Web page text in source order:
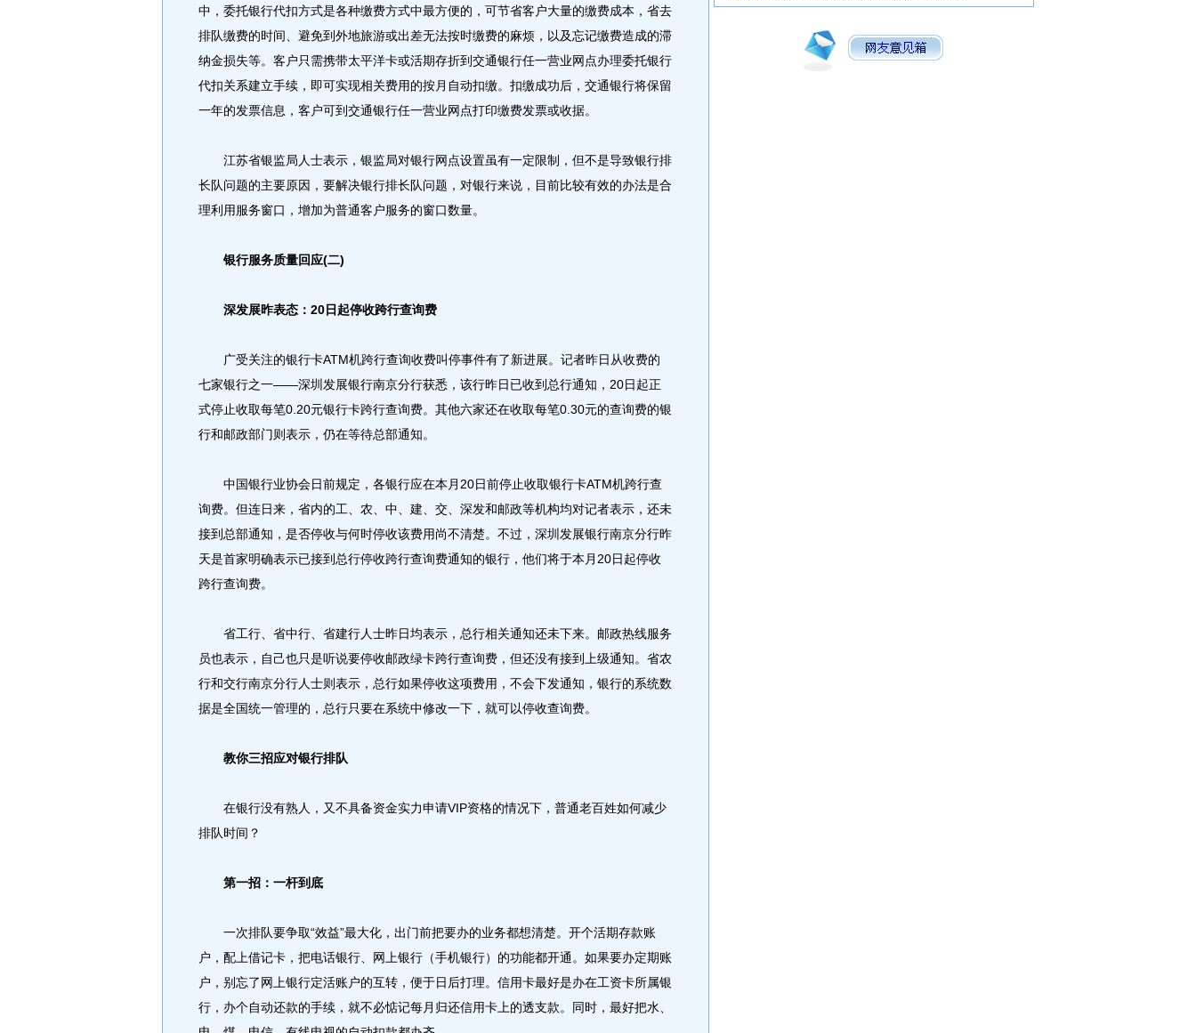
中，委托银行代扣方式是各种缴费方式中最方便的，可节省客户大量的缴费成本，省去
排队缴费的时间、避免到外地旅游或出差无法按时缴费的麻烦，以及忘记缴费造成的滞
纳金损失等。客户只需携带太平洋卡或活期存折到交通银行任一营业网点办理委托银行
代扣关系建立手续，即可实现相关费用的按月自动扣缴。扣缴成功后，交通银行将保留
一年的发票信息，客户可到交通银行任一营业网点打印缴费发票或收据。
江苏省银监局人士表示，银监局对银行网点设置虽有一定限制，但不是导致银行排
长队问题的主要原因，要解决银行排长队问题，对银行来说，目前比较有效的办法是合
理利用服务窗口，增加为普通客户服务的窗口数量。
银行服务质量回应(二)
深发展昨表态：20日起停收跨行查询费
广受关注的银行卡ATM机跨行查询收费叫停事件有了新进展。记者昨日从收费的
七家银行之一——深圳发展银行南京分行获悉，该行昨日已收到总行通知，20日起正
式停止收取每笔0.20元银行卡跨行查询费。其他六家还在收取每笔0.30元的查询费的银
行和邮政部门则表示，仍在等待总部通知。
中国银行业协会日前规定，各银行应在本月20日前停止收取银行卡ATM机跨行查
询费。但连日来，省内的工、农、中、建、交、深发和邮政等机构均对记者表示，还未
接到总部通知，是否停收与何时停收该费用尚不清楚。不过，深圳发展银行南京分行昨
天是首家明确表示已接到总行停收跨行查询费通知的银行，他们将于本月20日起停收
跨行查询费。
省工行、省中行、省建行人士昨日均表示，总行相关通知还未下来。邮政热线服务
员也表示，自己也只是听说要停收邮政绿卡跨行查询费，但还没有接到上级通知。省农
行和交行南京分行人士则表示，总行如果停收这项费用，不会下发通知，银行的系统数
据是全国统一管理的，总行只要在系统中修改一下，就可以停收查询费。
教你三招应对银行排队
在银行没有熟人，又不具备资金实力申请VIP资格的情况下，普通老百姓如何减少
排队时间？
第一招：一杆到底
一次排队要争取“效益”最大化，出门前把要办的业务都想清楚。开个活期存款账
户，配上借记卡，把电话银行、网上银行（手机银行）的功能都开通。如果要办定期账
户，别忘了网上银行定活账户的互转，便于日后打理。信用卡最好是办在工资卡所属银
行，办个自动还款的手续，就不必惦记每月归还信用卡上的透支款。同时，最好把水、